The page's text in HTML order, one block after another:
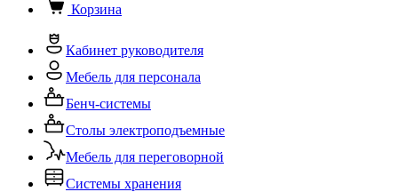
Корзина
Кабинет руководителя
Мебель для персонала
Бенч-системы
Столы электроподъемные
Мебель для переговорной
Системы хранения